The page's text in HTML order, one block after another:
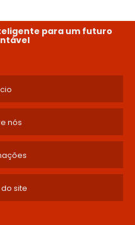
para um futuro
nós
site